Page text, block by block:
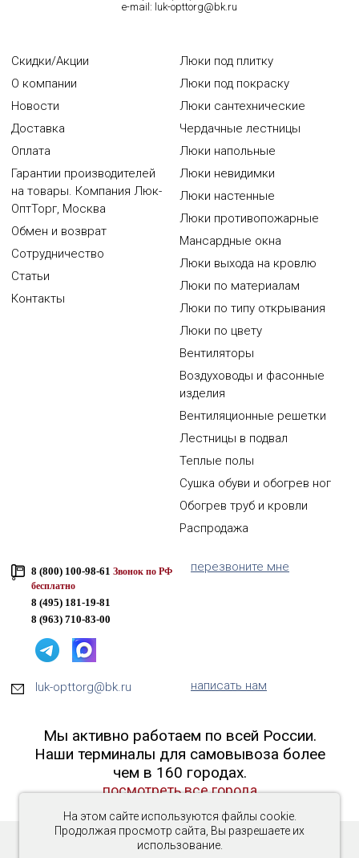
На этом сайте используются файлы cookie.
Продолжая просмотр сайта, Вы разрешаете их
использование.
e-mail: luk-opttorg@bk.ru
Скидки/Акции
О компании
Новости
Доставка
Оплата
Гарантии производителей
на товары. Компания Люк-
ОптТорг, Москва
Обмен и возврат
Сотрудничество
Статьи
Контакты
Люки под плитку
Люки под покраску
Люки сантехнические
Чердачные лестницы
Люки напольные
Люки невидимки
Люки настенные
Люки противопожарные
Мансардные окна
Люки выхода на кровлю
Люки по материалам
Люки по типу открывания
Люки по цвету
Вентиляторы
Воздуховоды и фасонные
изделия
Вентиляционные решетки
Лестницы в подвал
Теплые полы
Сушка обуви и обогрев ног
Обогрев труб и кровли
Распродажа
8 (800) 100-98-61 Звонок по РФ
бесплатно
8 (495) 181-19-81
8 (963) 710-83-00
перезвоните мне
luk-opttorg@bk.ru написать нам
Мы активно работаем по всей России.
Наши терминалы для самовывоза более
чем в 160 городах.
посмотреть все города